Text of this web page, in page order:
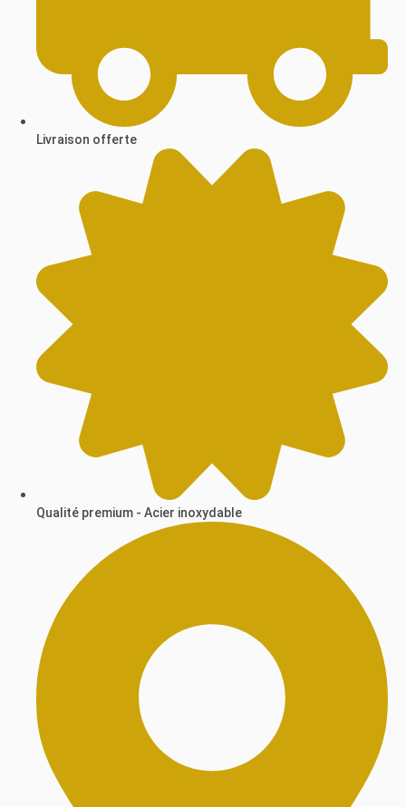
Livraison offerte
Qualité premium - Acier inoxydable​